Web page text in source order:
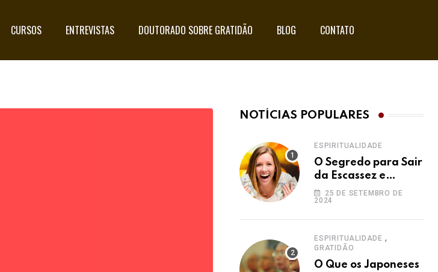
CURSOS ENTREVISTAS DOUTORADO SOBRE GRATIDÃO BLOG CONTATO
NOTÍCIAS POPULARES
ESPIRITUALIDADE
O Segredo para Sair
da Escassez e
Acessar a
Abundância:
25 DE SETEMBRO DE
2024
ESPIRITUALIDADE ,
GRATIDÃO
O Que os Japoneses